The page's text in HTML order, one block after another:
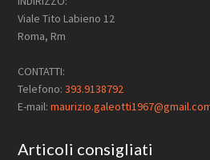
Viale Tito Labieno 12
Roma, Rm
CONTATTI:
Telefono:393.9138792
E-mail:
Articoli consigliati